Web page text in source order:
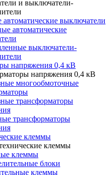
и выключатели-
выключатели
автоматические
выключатели-
напряжения 0,4 кВ
напряжения 0,4 кВ
многообмоточные
трансформаторы
трансформаторы
клеммы
клеммы
клеммы
блоки
клеммы